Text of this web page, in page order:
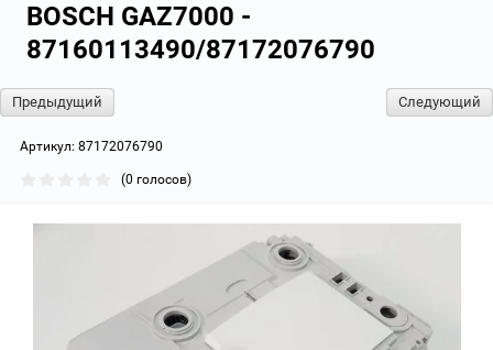
BOSCH GAZ7000 -
87160113490/87172076790
Предыдущий Следующий
Артикул: 87172076790
(0 голосов)